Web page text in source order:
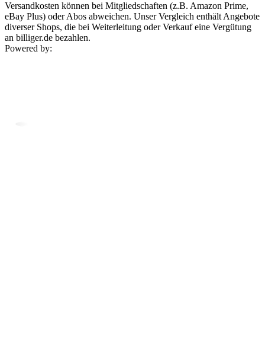
Versandkosten können bei Mitgliedschaften (z.B. Amazon Prime,
eBay Plus) oder Abos abweichen. Unser Vergleich enthält Angebote
diverser Shops, die bei Weiterleitung oder Verkauf eine Vergütung
an billiger.de bezahlen.
Powered by: